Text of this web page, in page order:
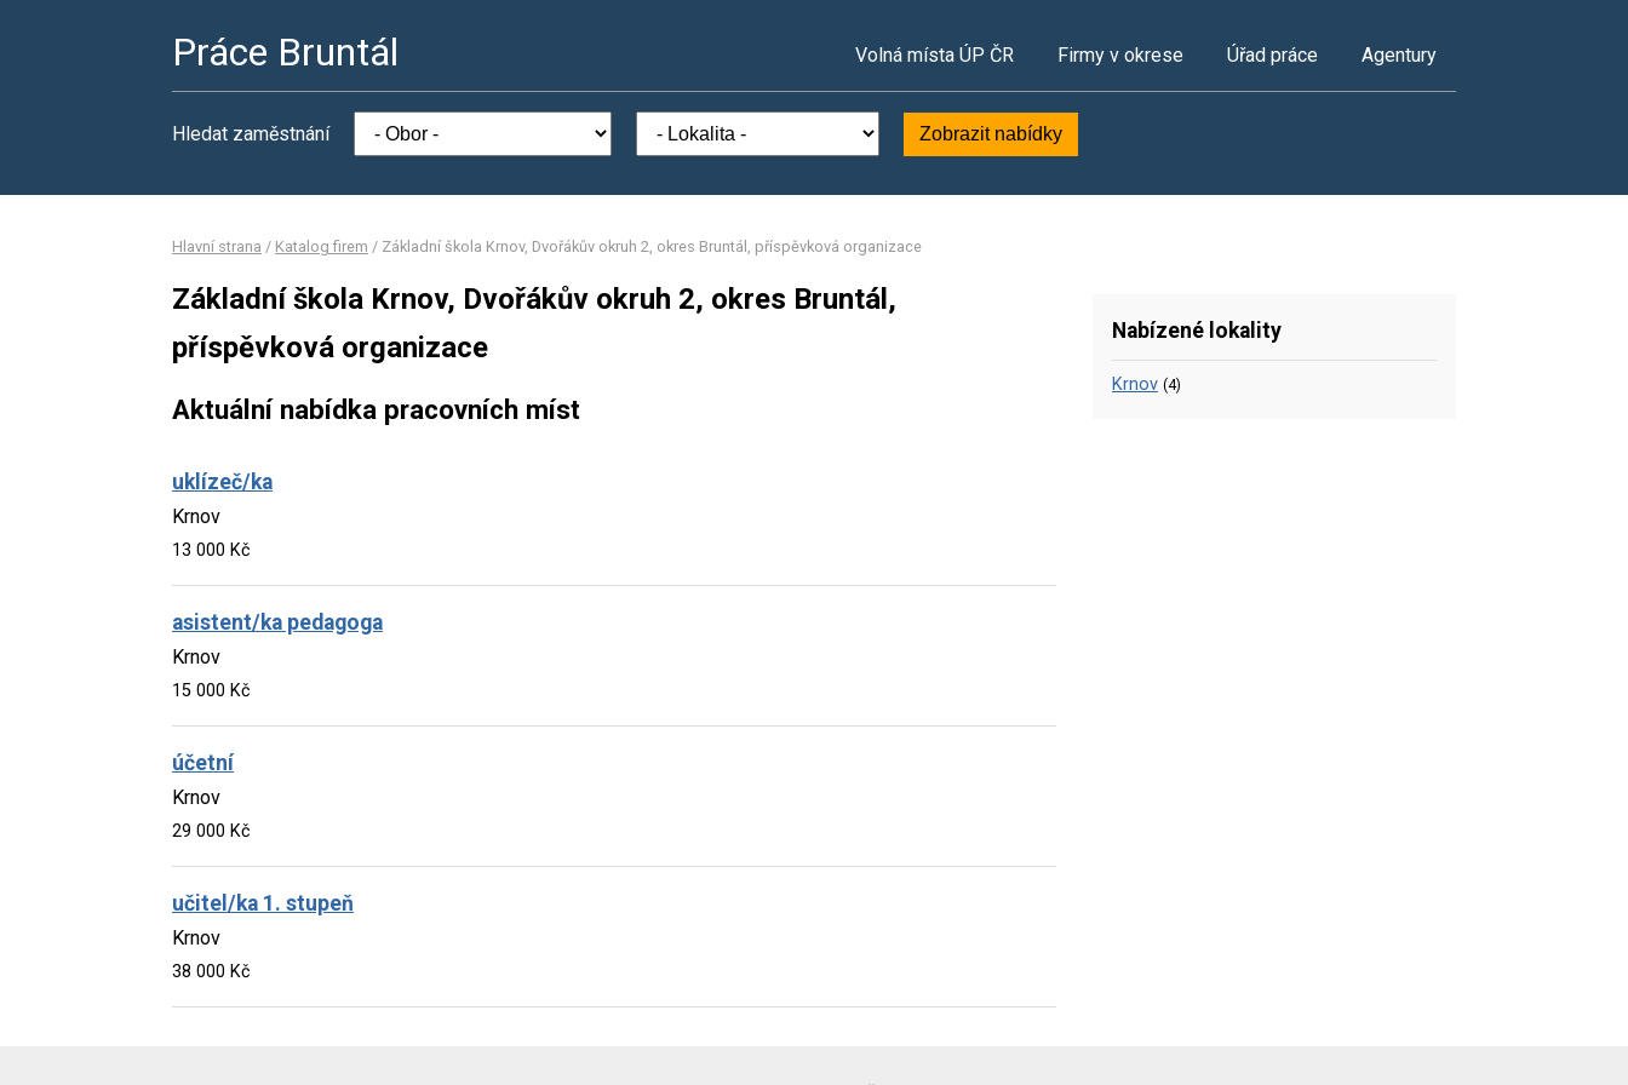
Práce Bruntál Volná místa ÚP ČR Firmy v okrese Úřad práce Agentury
Hledat zaměstnání Zobrazit nabídky
Hlavní strana / Katalog firem / Základní škola Krnov, Dvořákův okruh 2, okres Bruntál, příspěvková organizace
Základní škola Krnov, Dvořákův okruh 2, okres Bruntál,
příspěvková organizace
Aktuální nabídka pracovních míst
uklízeč/ka
Krnov
13 000 Kč
asistent/ka pedagoga
Krnov
15 000 Kč
účetní
Krnov
29 000 Kč
učitel/ka 1. stupeň
Krnov
38 000 Kč
Nabízené lokality
Krnov (4)